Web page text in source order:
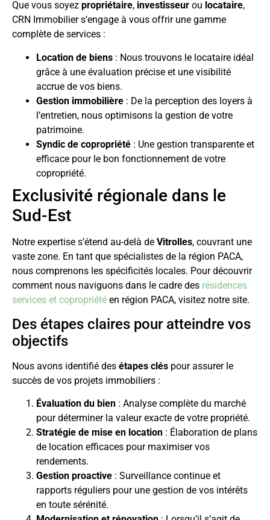
Que vous soyez propriétaire, investisseur ou locataire,
CRN Immobilier s’engage à vous offrir une gamme
complète de services :
Location de biens : Nous trouvons le locataire idéal
grâce à une évaluation précise et une visibilité
accrue de vos biens.
Gestion immobilière : De la perception des loyers à
l’entretien, nous optimisons la gestion de votre
patrimoine.
Syndic de copropriété : Une gestion transparente et
efficace pour le bon fonctionnement de votre
copropriété.
Exclusivité régionale dans le
Sud-Est
Notre expertise s’étend au-delà de Vitrolles, couvrant une
vaste zone. En tant que spécialistes de la région PACA,
nous comprenons les spécificités locales. Pour découvrir
comment nous naviguons dans le cadre des résidences
services et copropriété en région PACA, visitez notre site.
Des étapes claires pour atteindre vos
objectifs
Nous avons identifié des étapes clés pour assurer le
succès de vos projets immobiliers :
Évaluation du bien : Analyse complète du marché
pour déterminer la valeur exacte de votre propriété.
Stratégie de mise en location : Élaboration de plans
de location efficaces pour maximiser vos
rendements.
Gestion proactive : Surveillance continue et
rapports réguliers pour une gestion de vos intérêts
en toute sérénité.